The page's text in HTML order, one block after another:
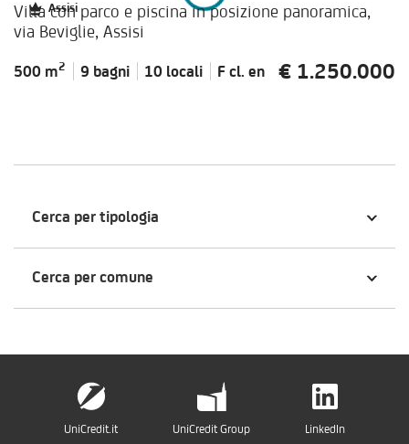
Assisi
Villa con parco e piscina in posizione panoramica,
via Beviglie, Assisi
500 m2 9 bagni 10 locali F cl. en € 1.250.000
Cerca per tipologia
Cerca per comune
UniCredit.it UniCredit Group LinkedIn